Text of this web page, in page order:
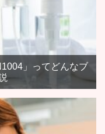
」ってどんなブ